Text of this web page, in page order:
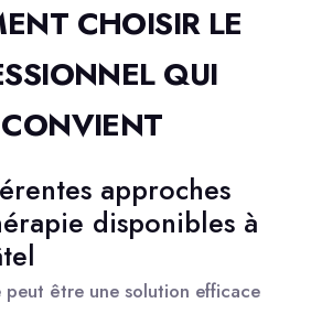
CHOISIR LE
QUI
approches
disponibles à
peut être une solution efficace